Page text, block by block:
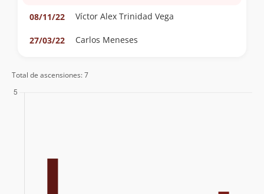
08/11/22 Víctor Alex Trinidad Vega
27/03/22 Carlos Meneses
Total de ascensiones: 7